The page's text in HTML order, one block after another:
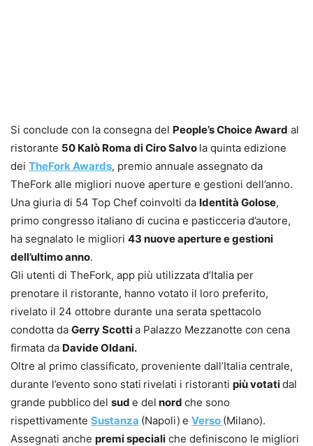
Si conclude con la consegna del People’s Choice Award al
ristorante 50 Kalò Roma di Ciro Salvo la quinta edizione
dei TheFork Awards, premio annuale assegnato da
TheFork alle migliori nuove aperture e gestioni dell’anno.
Una giuria di 54 Top Chef coinvolti da Identità Golose,
primo congresso italiano di cucina e pasticceria d’autore,
ha segnalato le migliori 43 nuove aperture e gestioni
dell’ultimo anno.
Gli utenti di TheFork, app più utilizzata d’Italia per
prenotare il ristorante, hanno votato il loro preferito,
rivelato il 24 ottobre durante una serata spettacolo
condotta da Gerry Scottia Palazzo Mezzanotte con cena
firmata da Davide Oldani.
Oltre al primo classificato, proveniente dall’Italia centrale,
durante l’evento sono stati rivelati i ristoranti più votatidal
grande pubblico del sud e del nord che sono
rispettivamente Sustanza (Napoli) e Verso (Milano).
Assegnati anche premi speciali che definiscono le migliori